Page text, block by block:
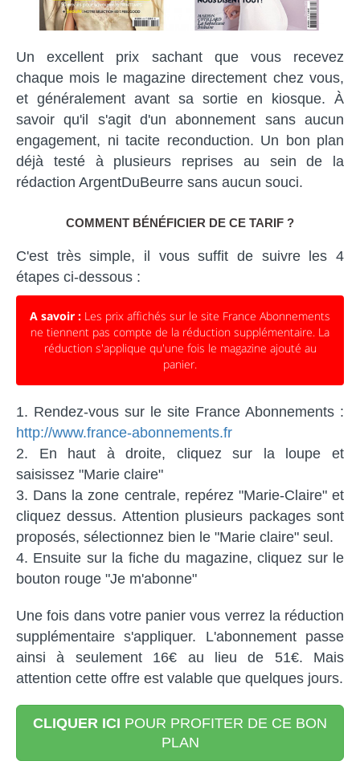
Un excellent prix sachant que vous recevez
chaque mois le magazine directement chez vous,
et généralement avant sa sortie en kiosque. À
savoir qu'il s'agit d'un abonnement sans aucun
engagement, ni tacite reconduction. Un bon plan
déjà testé à plusieurs reprises au sein de la
rédaction ArgentDuBeurre sans aucun souci.
COMMENT BÉNÉFICIER DE CE TARIF ?
C'est très simple, il vous suffit de suivre les 4
étapes ci-dessous :
A savoir : Les prix affichés sur le site France Abonnements
ne tiennent pas compte de la réduction supplémentaire. La
réduction s'applique qu'une fois le magazine ajouté au
panier.
Rendez-vous sur le site France Abonnements :
http://www.france-abonnements.fr
En haut à droite, cliquez sur la loupe et
saisissez "Marie claire"
Dans la zone centrale, repérez "Marie-Claire" et
cliquez dessus. Attention plusieurs packages sont
proposés, sélectionnez bien le "Marie claire" seul.
Ensuite sur la fiche du magazine, cliquez sur le
bouton rouge "Je m'abonne"
Une fois dans votre panier vous verrez la réduction
supplémentaire s'appliquer. L'abonnement passe
ainsi à seulement 16€ au lieu de 51€. Mais
attention cette offre est valable que quelques jours.
CLIQUER ICI POUR PROFITER DE CE BON
PLAN